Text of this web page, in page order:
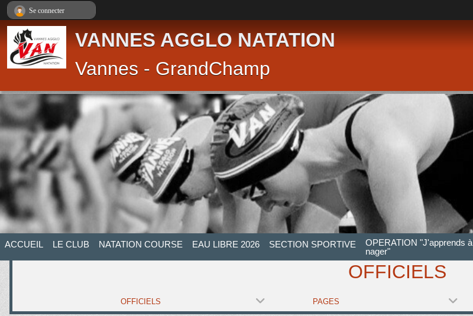
VANNES AGGLO NATATION
Vannes - GrandChamp
ACCUEIL LE CLUB NATATION COURSE EAU LIBRE 2026 SECTION SPORTIVE
OPERATION "J'apprends à
nager"
OFFICIELS
OFFICIELS PAGES
Se connecter
Panneau de gestion des cookies